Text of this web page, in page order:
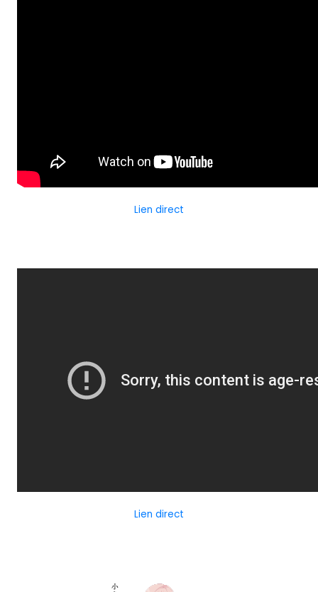
Lien direct
Lien direct